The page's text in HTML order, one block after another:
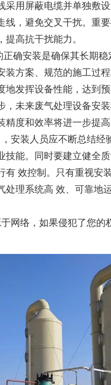
采用屏蔽电缆并单独敷
线，避免交叉干扰。重
提高抗干扰能力。
正确安装是确保其长期稳
装方案、规范的施工过
地发挥设备性能，达到
，未来废气处理设备安
精度和效率将进一步提高
安装人员应不断总结经
技能。同时要建立健全质
有 效控制。只有重视安
处理系统高 效、可靠地
网络，如果侵犯了您的